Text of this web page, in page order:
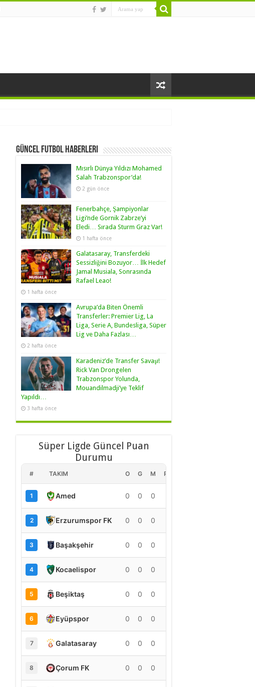
Güncel Futbol Haberleri
Mısırlı Dünya Yıldızı Mohamed
Salah Trabzonspor’da!
2 gün önce
Fenerbahçe, Şampiyonlar
Ligi’nde Gornik Zabrze’yi
Eledi… Sırada Sturm Graz Var!
1 hafta önce
Galatasaray, Transferdeki
Sessizliğini Bozuyor… İlk Hedef
Jamal Musiala, Sonrasında
Rafael Leao!
1 hafta önce
Avrupa’da Biten Önemli
Transferler: Premier Lig, La
Liga, Serie A, Bundesliga, Süper
Lig ve Daha Fazlası…
2 hafta önce
Karadeniz’de Transfer Savaşı!
Rick Van Drongelen
Trabzonspor Yolunda,
Mouandilmadji’ye Teklif
Yapıldı…
3 hafta önce
Süper Ligde Güncel Puan
Durumu
# TAKIM O G M PUAN
1 Amed 0 0 0
2 Erzurumspor FK 0 0 0
3 Başakşehir 0 0 0
4 Kocaelispor 0 0 0
5 Beşiktaş 0 0 0
6 Eyüpspor 0 0 0
7 Galatasaray 0 0 0
8 Çorum FK 0 0 0